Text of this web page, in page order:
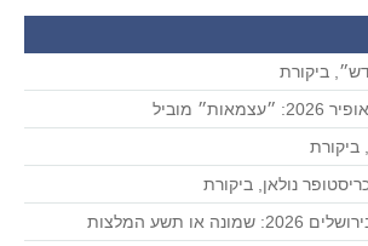
ביקורת
מוביל
ביקורת
נולאן, ביקורת
או תשע המלצות